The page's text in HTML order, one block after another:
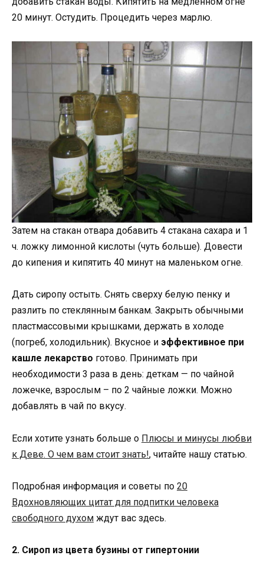
20 минут. Остудить. Процедить через марлю.
Затем на стакан отвара добавить 4 стакана сахара и 1
ч. ложку лимонной кислоты (чуть больше). Довести
до кипения и кипятить 40 минут на маленьком огне.
Дать сиропу остыть. Снять сверху белую пенку и
разлить по стеклянным банкам. Закрыть обычными
пластмассовыми крышками, держать в холоде
(погреб, холодильник). Вкусное и эффективное при
кашле лекарство готово. Принимать при
необходимости 3 раза в день: деткам — по чайной
ложечке, взрослым – по 2 чайные ложки. Можно
добавлять в чай по вкусу.
Если хотите узнать больше о Плюсы и минусы любви
к Деве. О чем вам стоит знать!, читайте нашу статью.
Подробная информация и советы по 20
Вдохновляющих цитат для подпитки человека
свободного духом ждут вас здесь.
2. Сироп из цвета бузины от гипертонии